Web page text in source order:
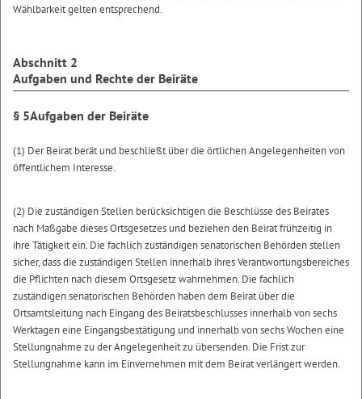
Wählbarkeit gelten entsprechend.
Abschnitt 2
Aufgaben und Rechte der Beiräte
§ 5Aufgaben der Beiräte
(1) Der Beirat berät und beschließt über die örtlichen Angelegenheiten von
öffentlichem Interesse.
(2) Die zuständigen Stellen berücksichtigen die Beschlüsse des Beirates
nach Maßgabe dieses Ortsgesetzes und beziehen den Beirat frühzeitig in
ihre Tätigkeit ein. Die fachlich zuständigen senatorischen Behörden stellen
sicher, dass die zuständigen Stellen innerhalb ihres Verantwortungsbereiches
die Pflichten nach diesem Ortsgesetz wahrnehmen. Die fachlich
zuständigen senatorischen Behörden haben dem Beirat über die
Ortsamtsleitung nach Eingang des Beiratsbeschlusses innerhalb von sechs
Werktagen eine Eingangsbestätigung und innerhalb von sechs Wochen eine
Stellungnahme zu der Angelegenheit zu übersenden. Die Frist zur
Stellungnahme kann im Einvernehmen mit dem Beirat verlängert werden.